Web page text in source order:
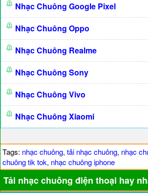
Nhạc Chuông Google Pixel
Nhạc Chuông Oppo
Nhạc Chuông Realme
Nhạc Chuông Sony
Nhạc Chuông Vivo
Nhạc Chuông Xiaomi
Tags: nhạc chuông, tải nhạc chuông, nhạc
chuông tik tok, nhạc chuông iphone
Tải nhạc chuông điện thoại hay